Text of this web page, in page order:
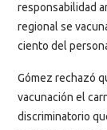
responsabilidad
regional se
ciento del
Gómez rechazó
vacunación el
discriminatorio